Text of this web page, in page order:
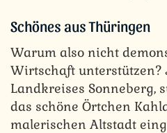
Schönes aus Thüringen
Warum also nicht
Wirtschaft unterstützen?
Landkreises Sonneberg,
das schöne Örtchen
malerischen Altstadt